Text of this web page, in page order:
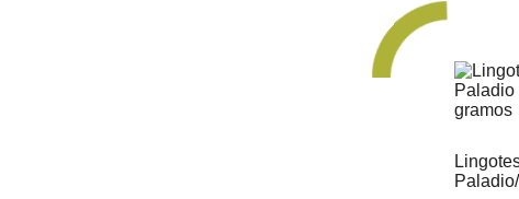
Paladio/